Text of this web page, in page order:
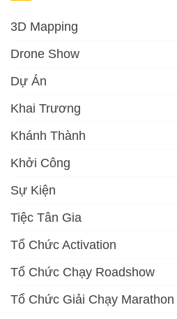
3D Mapping
Drone Show
Dự Án
Khai Trương
Khánh Thành
Khởi Công
Sự Kiện
Tiệc Tân Gia
Tổ Chức Activation
Tổ Chức Chạy Roadshow
Tổ Chức Giải Chạy Marathon